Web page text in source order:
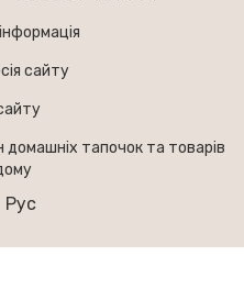
сайту
домашніх тапочок та товарів
Рус